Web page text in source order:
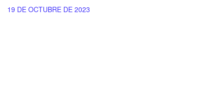
19 DE OCTUBRE DE 2023